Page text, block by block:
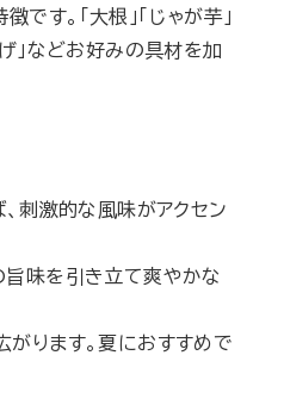
す。「大根」「じゃが芋」
げ」などお好みの具材を加
、刺激的な風味がアクセン
旨味を引き立て爽やかな
がります。夏におすすめで